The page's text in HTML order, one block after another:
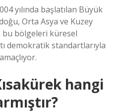
yılında başlatılan Büyük
Orta Asya ve Kuzey
bu bölgeleri küresel
demokratik standartlarıyla
hangi